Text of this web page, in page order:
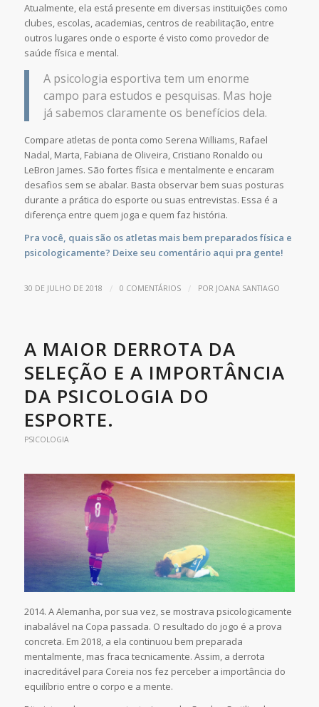
Atualmente, ela está presente em diversas instituições como
clubes, escolas, academias, centros de reabilitação, entre
outros lugares onde o esporte é visto como provedor de
saúde física e mental.
A psicologia esportiva tem um enorme
campo para estudos e pesquisas. Mas hoje
já sabemos claramente os benefícios dela.
Compare atletas de ponta como Serena Williams, Rafael
Nadal, Marta, Fabiana de Oliveira, Cristiano Ronaldo ou
LeBron James. São fortes física e mentalmente e encaram
desafios sem se abalar. Basta observar bem suas posturas
durante a prática do esporte ou suas entrevistas. Essa é a
diferença entre quem joga e quem faz história.
Pra você, quais são os atletas mais bem preparados física e
psicologicamente? Deixe seu comentário aqui pra gente!
30 DE JULHO DE 2018 / 0 COMENTÁRIOS / POR JOANA SANTIAGO
A MAIOR DERROTA DA
SELEÇÃO E A IMPORTÂNCIA
DA PSICOLOGIA DO
ESPORTE.
PSICOLOGIA
2014. A Alemanha, por sua vez, se mostrava psicologicamente
inabalável na Copa passada. O resultado do jogo é a prova
concreta. Em 2018, a ela continuou bem preparada
mentalmente, mas fraca tecnicamente. Assim, a derrota
inacreditável para Coreia nos fez perceber a importância do
equilíbrio entre o corpo e a mente.